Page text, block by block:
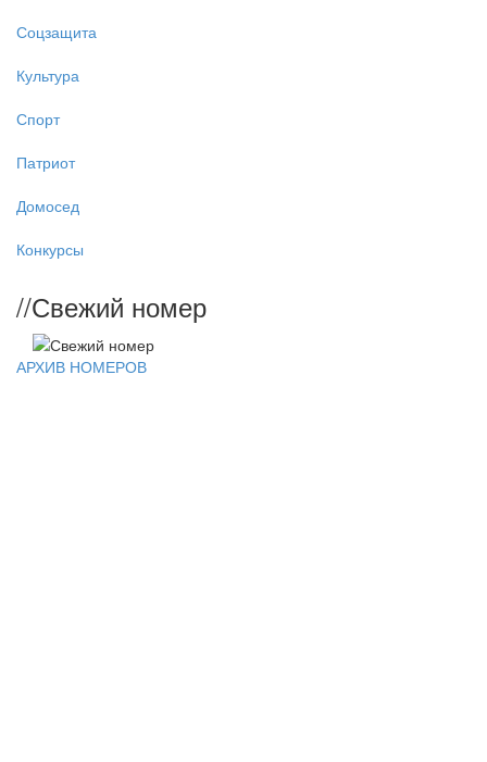
Соцзащита
Культура
Спорт
Патриот
Домосед
Конкурсы
//Свежий номер
АРХИВ НОМЕРОВ